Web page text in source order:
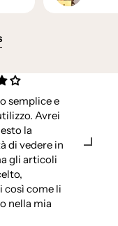
semplice e
Avrei
la
di vedere in
gli articoli
così come li
nella mia